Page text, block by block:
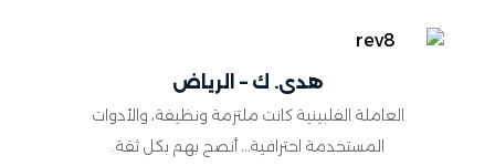
هدى. ك – الرياض
العاملة الفلبينية كانت ملتزمة ونظيفة، والأدوات
المستخدمة احترافية… أنصح بهم بكل ثقة.